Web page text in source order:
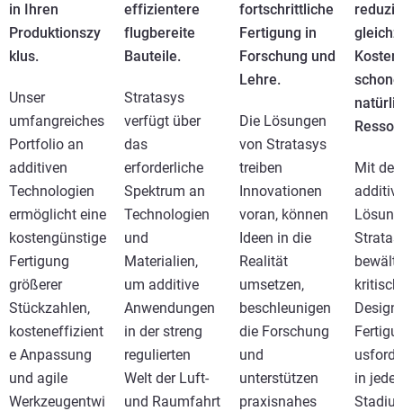
in Ihren
Produktionszy
klus.
Unser
umfangreiches
Portfolio an
additiven
Technologien
ermöglicht eine
kostengünstige
Fertigung
größerer
Stückzahlen,
kosteneffizient
e Anpassung
und agile
Werkzeugentwi
effizientere
flugbereite
Bauteile.
Stratasys
verfügt über
das
erforderliche
Spektrum an
Technologien
und
Materialien,
um additive
Anwendungen
in der streng
regulierten
Welt der Luft-
und Raumfahrt
fortschrittliche
Fertigung in
Forschung und
Lehre.
Die Lösungen
von Stratasys
treiben
Innovationen
voran, können
Ideen in die
Realität
umsetzen,
beschleunigen
die Forschung
und
unterstützen
praxisnahes
Mit den
in